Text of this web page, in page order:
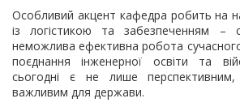
Особливий акцент кафедра робить на
із логістикою та забезпеченням –
неможлива ефективна робота
поєднання інженерної освіти та
сьогодні є не лише
важливим для держави.